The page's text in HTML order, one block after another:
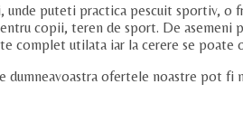
unde puteti practica pescuit sportiv, o
copii, teren de sport. De asemeni
complet utilata iar la cerere se poate
dumneavoastra ofertele noastre pot fi